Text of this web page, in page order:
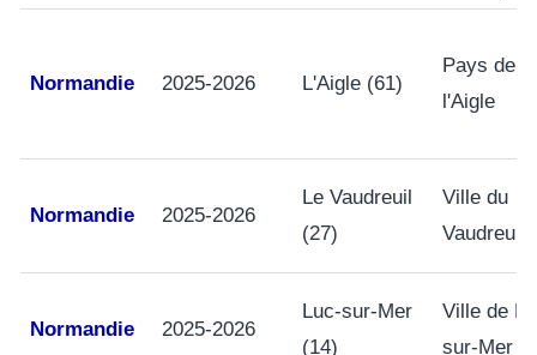
Normandie 2025-2026 L'Aigle (61)
Pays de
l'Aigle
Normandie 2025-2026
Le Vaudreuil
(27)
Ville du
Vaudreuil
Normandie 2025-2026
Luc-sur-Mer
(14)
Ville de
sur-Mer